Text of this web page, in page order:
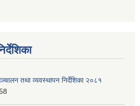
तथा व्यवस्थापन निर्देशिका २०८१